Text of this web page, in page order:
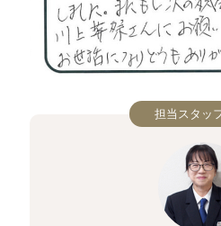
担当スタッ